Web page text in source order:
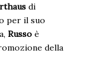
di
per il suo
Russo è
della